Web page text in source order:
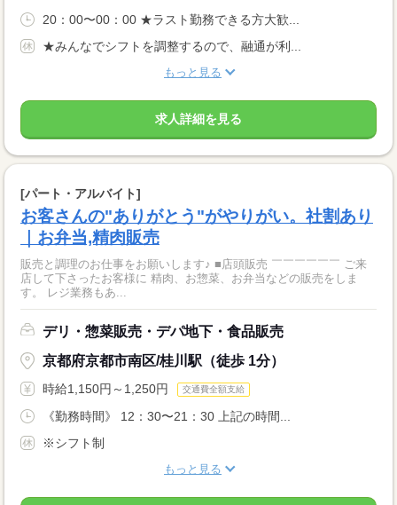
20：00〜00：00 ★ラスト勤務できる方大歓...
★みんなでシフトを調整するので、融通が利...
もっと見る
求人詳細を見る
[パート・アルバイト]
お客さんの"ありがとう"がやりがい。社割あり
｜お弁当,精肉販売
販売と調理のお仕事をお願いします♪ ■店頭販売 ￣￣￣￣￣￣ ご来
店して下さったお客様に 精肉、お惣菜、お弁当などの販売をしま
す。 レジ業務もあ...
デリ・惣菜販売・デパ地下・食品販売
京都府京都市南区/桂川駅（徒歩 1分）
時給1,150円～1,250円 交通費全額支給
《勤務時間》 12：30〜21：30 上記の時間...
※シフト制
もっと見る